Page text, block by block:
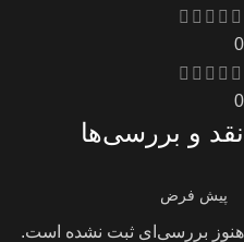
0
0
نقد و بررسی‌ها
هنوز بررسی‌ای ثبت نشده است.